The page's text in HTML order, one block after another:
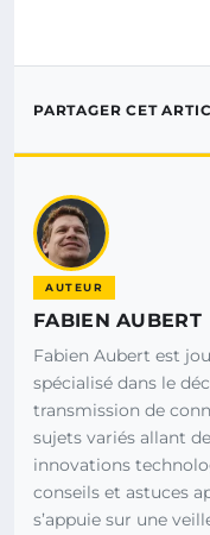
PARTAGER CET
AUTEUR
FABIEN AUBERT
Fabien Aubert est
spécialisé dans le
transmission de
sujets variés allant
innovations
conseils et astuces
s’appuie sur une